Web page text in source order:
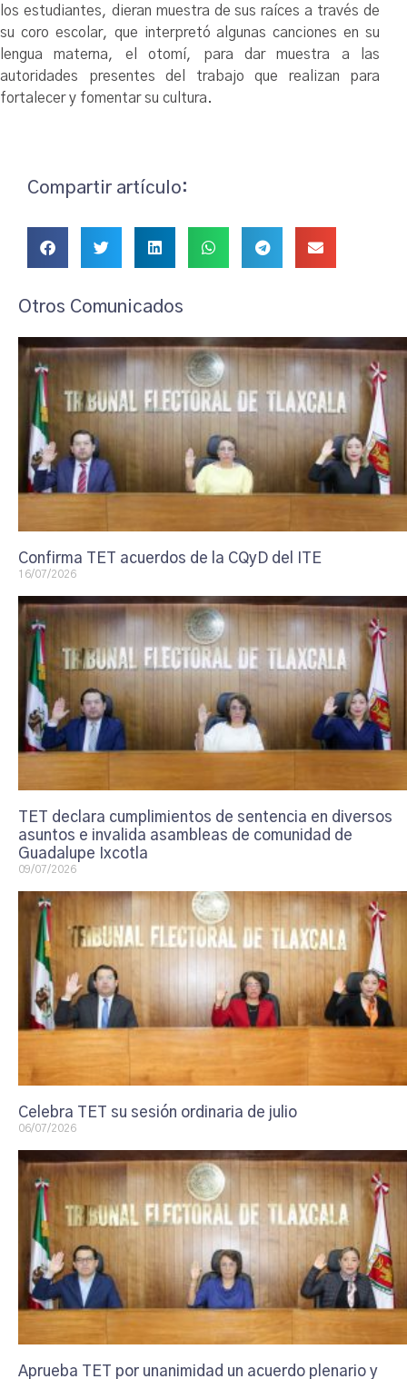
los estudiantes, dieran muestra de sus raíces a través de
su coro escolar, que interpretó algunas canciones en su
lengua materna, el otomí, para dar muestra a las
autoridades presentes del trabajo que realizan para
fortalecer y fomentar su cultura.
Compartir artículo:
Otros Comunicados
Confirma TET acuerdos de la CQyD del ITE
16/07/2026
TET declara cumplimientos de sentencia en diversos
asuntos e invalida asambleas de comunidad de
Guadalupe Ixcotla
09/07/2026
Celebra TET su sesión ordinaria de julio
06/07/2026
Aprueba TET por unanimidad un acuerdo plenario y